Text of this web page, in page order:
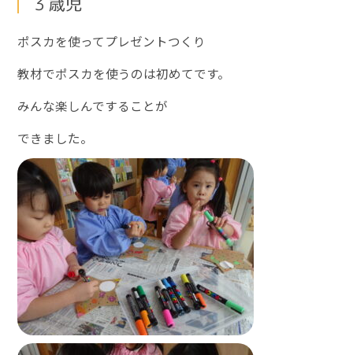
ポスカを使ってプレゼントつくり
教材でポスカを使うのは初めてです。
みんな楽しんですることが
できました。